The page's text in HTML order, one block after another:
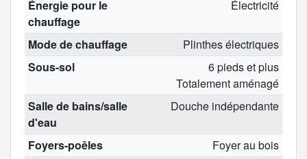
Énergie pour le
chauffage
Électricité
Mode de chauffage
Plinthes électriques
Sous-sol
6 pieds et plus
Totalement aménagé
Salle de bains/salle
d'eau
Douche indépendante
Foyers-poêles
Foyer au bois